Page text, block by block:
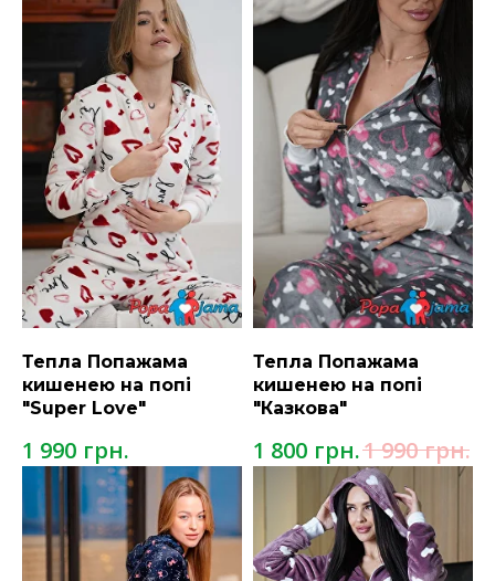
Тепла Попажама
кишенею на попі
"Super Love"
1 990 грн.
Тепла Попажама
кишенею на попі
"Казкова"
1 800 грн.1 990 грн.